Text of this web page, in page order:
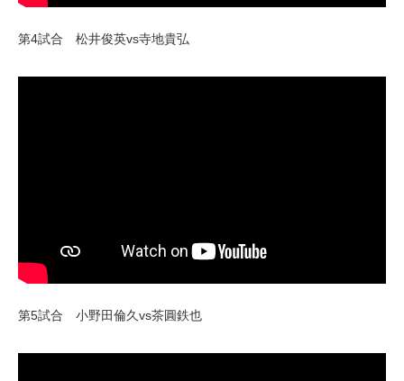
第4試合 松井俊英vs寺地貴弘
第5試合 小野田倫久vs茶圓鉄也